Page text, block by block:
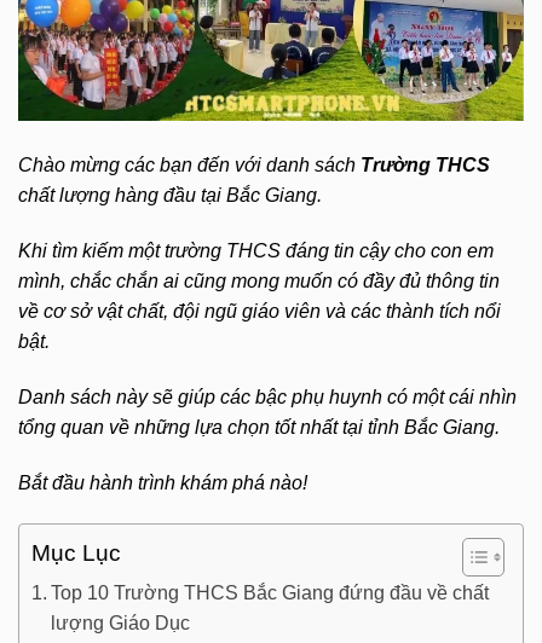
Chào mừng các bạn đến với danh sách Trường THCS
chất lượng hàng đầu tại Bắc Giang.
Khi tìm kiếm một trường THCS đáng tin cậy cho con em
mình, chắc chắn ai cũng mong muốn có đầy đủ thông tin
về cơ sở vật chất, đội ngũ giáo viên và các thành tích nổi
bật.
Danh sách này sẽ giúp các bậc phụ huynh có một cái nhìn
tổng quan về những lựa chọn tốt nhất tại tỉnh Bắc Giang.
Bắt đầu hành trình khám phá nào!
Mục Lục
Top 10 Trường THCS Bắc Giang đứng đầu về chất
lượng Giáo Dục